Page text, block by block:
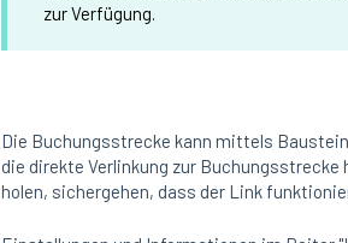
zur Verfügung.
Die Buchungsstrecke kann mittels
die direkte Verlinkung zur
holen, sichergehen, dass der Link